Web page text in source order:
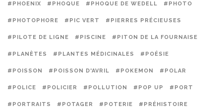
#PHOENIX #PHOQUE #PHOQUE DE WEDELL #PHOTO
#PHOTOPHORE #PIC VERT #PIERRES PRÉCIEUSES
#PILOTE DE LIGNE #PISCINE #PITON DE LA FOURNAISE
#PLANÈTES #PLANTES MÉDICINALES #POÉSIE
#POISSON #POISSON D'AVRIL #POKEMON #POLAR
#POLICE #POLICIER #POLLUTION #POP UP #PORT
#PORTRAITS #POTAGER #POTERIE #PRÉHISTOIRE